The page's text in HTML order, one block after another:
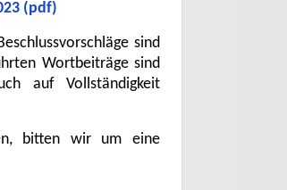
(pdf)
sind
Wortbeiträge sind
auf Vollständigkeit
bitten wir um eine